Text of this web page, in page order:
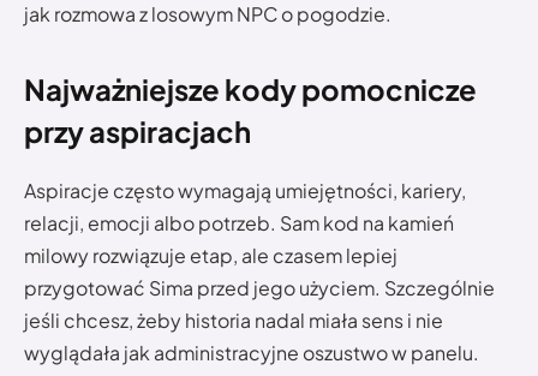
jak rozmowa z losowym NPC o pogodzie.
Najważniejsze kody pomocnicze
przy aspiracjach
Aspiracje często wymagają umiejętności, kariery,
relacji, emocji albo potrzeb. Sam kod na kamień
milowy rozwiązuje etap, ale czasem lepiej
przygotować Sima przed jego użyciem. Szczególnie
jeśli chcesz, żeby historia nadal miała sens i nie
wyglądała jak administracyjne oszustwo w panelu.